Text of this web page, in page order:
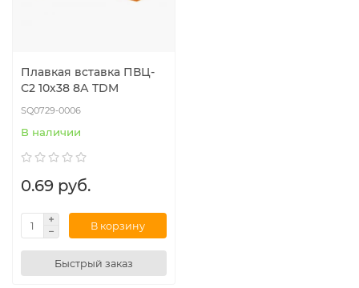
Плавкая вставка ПВЦ-
С2 10х38 8А TDM
SQ0729-0006
В наличии
0.69 руб.
В корзину
Быстрый заказ